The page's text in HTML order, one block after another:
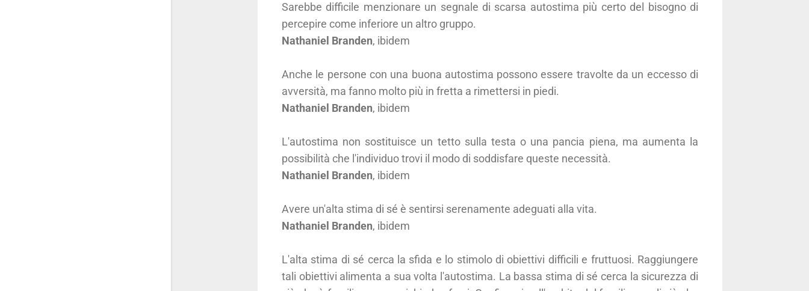
Sarebbe difficile menzionare un segnale di scarsa autostima più certo del bisogno di
percepire come inferiore un altro gruppo.
Nathaniel Branden, ibidem
Anche le persone con una buona autostima possono essere travolte da un eccesso di
avversità, ma fanno molto più in fretta a rimettersi in piedi.
Nathaniel Branden, ibidem
L'autostima non sostituisce un tetto sulla testa o una pancia piena, ma aumenta la
possibilità che l'individuo trovi il modo di soddisfare queste necessità.
Nathaniel Branden, ibidem
Avere un'alta stima di sé è sentirsi serenamente adeguati alla vita.
Nathaniel Branden, ibidem
L'alta stima di sé cerca la sfida e lo stimolo di obiettivi difficili e fruttuosi. Raggiungere
tali obiettivi alimenta a sua volta l'autostima. La bassa stima di sé cerca la sicurezza di